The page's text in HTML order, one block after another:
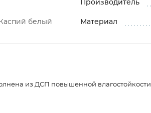
Производитель
белый Материал
из ДСП повышенной влагостойкости